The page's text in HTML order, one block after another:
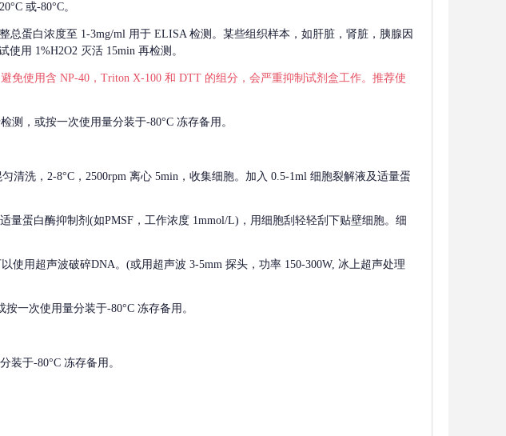
或-80°C。
总蛋白浓度至 1-3mg/ml 用于 ELISA 检测。某些组织样本，如肝脏，肾脏，胰腺因
用 1%H2O2 灭活 15min 再检测。
免使用含 NP-40，Triton X-100 和 DTT 的组分，会严重抑制试剂盒工作。推荐使
测，或按一次使用量分装于-80°C 冻存备用。
清洗，2-8°C，2500rpm 离心 5min，收集细胞。加入 0.5-1ml 细胞裂解液及适量蛋
量蛋白酶抑制剂(如PMSF，工作浓度 1mmol/L)，用细胞刮轻轻刮下贴壁细胞。细
使用超声波破碎DNA。(或用超声波 3-5mm 探头，功率 150-300W, 冰上超声处理
一次使用量分装于-80°C 冻存备用。
装于-80°C 冻存备用。